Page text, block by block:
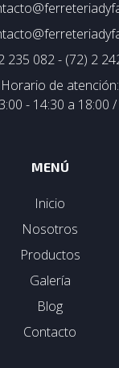
235 082 - (72) 2
Horario de atención:
- 14:30 a 18:00
MENÚ
Inicio
Nosotros
Productos
Galería
Blog
Contacto